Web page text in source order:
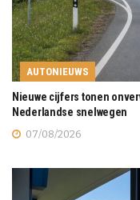
AUTONIEUWS
Nieuwe cijfers tonen
Nederlandse snelwegen
07/08/2026